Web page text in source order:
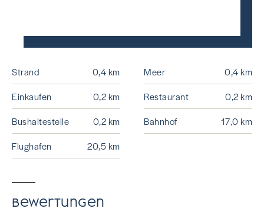
Strand 0,4 km Meer
0,4 km
Einkaufen
0,2 km Restaurant
0,2 km
Bushaltestelle
0,2 km Bahnhof
17,0 km
Flughafen
20,5 km
Bewertungen